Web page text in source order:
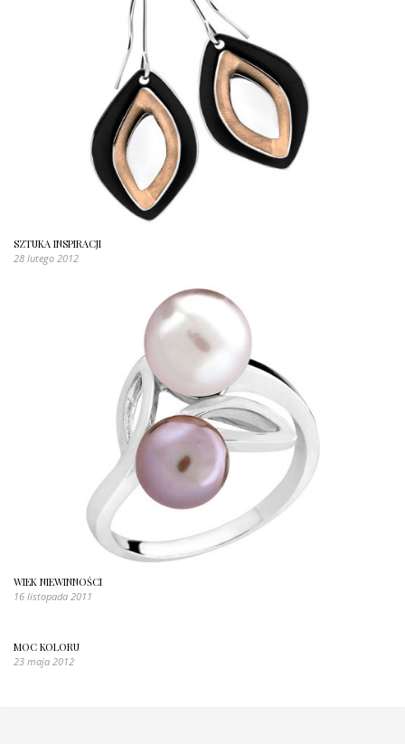
SZTUKA INSPIRACJI
28 lutego 2012
WIEK NIEWINNOŚCI
16 listopada 2011
MOC KOLORU
23 maja 2012